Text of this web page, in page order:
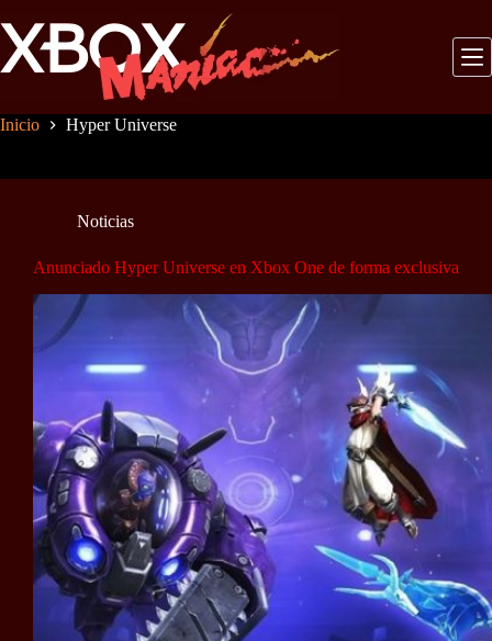
al
contenido
Inicio Hyper Universe
Noticias
Anunciado Hyper Universe en Xbox One de forma exclusiva